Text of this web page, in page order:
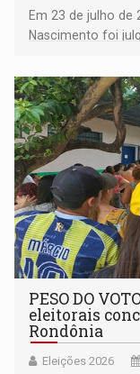
Em 23 de julho de
Nascimento foi
PESO DO
eleitorais
Rondônia
Eleições 2026